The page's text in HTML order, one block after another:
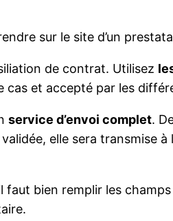
sur le site d’un
de contrat. Utilisez
et accepté par les
service d’envoi complet.
elle sera transmise à
bien remplir les